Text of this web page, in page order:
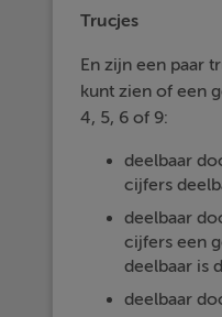
Trucjes
En zijn een paar
kunt zien of een
4, 5, 6 of 9:
deelbaar
cijfers
deelbaar
cijfers een
deelbaar is
deelbaar